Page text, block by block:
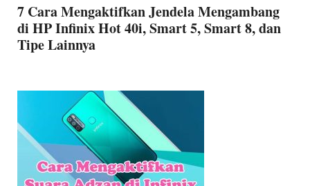
7 Cara Mengaktifkan Jendela Mengambang
di HP Infinix Hot 40i, Smart 5, Smart 8, dan
Tipe Lainnya